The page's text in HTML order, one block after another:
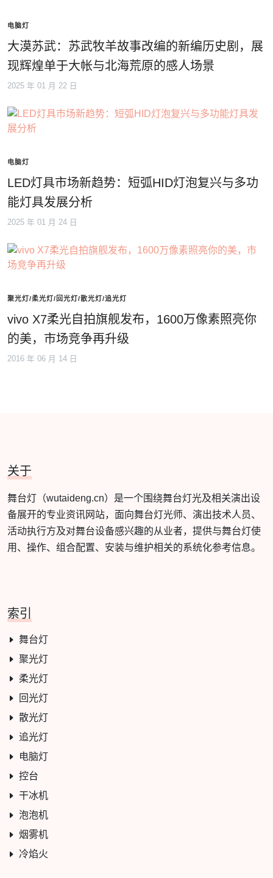
电脑灯
大漠苏武：苏武牧羊故事改编的新编历史剧，展
现辉煌单于大帐与北海荒原的感人场景
2025 年 01 月 22 日
电脑灯
LED灯具市场新趋势：短弧HID灯泡复兴与多功
能灯具发展分析
2025 年 01 月 24 日
聚光灯/柔光灯/回光灯/散光灯/追光灯
vivo X7柔光自拍旗舰发布，1600万像素照亮你
的美，市场竞争再升级
2016 年 06 月 14 日
关于
舞台灯（wutaideng.cn）是一个围绕舞台灯光及相关演出设
备展开的专业资讯网站，面向舞台灯光师、演出技术人员、
活动执行方及对舞台设备感兴趣的从业者，提供与舞台灯使
用、操作、组合配置、安装与维护相关的系统化参考信息。
索引
舞台灯
聚光灯
柔光灯
回光灯
散光灯
追光灯
电脑灯
控台
干冰机
泡泡机
烟雾机
冷焰火